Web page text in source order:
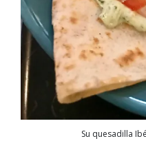
Su quesadilla